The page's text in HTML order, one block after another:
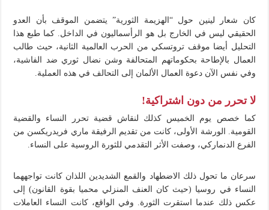
كان شعار لينين حول “الهزيمة الثورية” يتضمن الموقف بأن العدو
الحقيقي ليس في الخارج بل هو الرأسماليون في الداخل. كما طبع هذا
التحليل أيضا موقف تروتسكي من الحرب العالمية الثانية، حيث طالب
العمال بالإطاحة بحكوماتهم المتحالفة وشن نضال ثوري ضد الفاشية،
وفي نفس الآن دعوة العمال الألمان إلى التحالف في هذه العملية.
لا تحرر من دون اشتراكية!
كما خصص يوم الخميس كذلك لنقاش قضية تحرر النساء والقضية
القومية. الورشة الأولى، كانت من تقديم الرفيقة ماري فريدريكسن من
الفرع الدنماركي، وصفت الأثر التقدمي للثورة الروسية على النساء.
سرعان ما تحول ذلك الاضطهاد والقمع الشديدين اللذان كانت تواجههما
النساء في روسيا (حيث كان العنف المنزلي محميا بقوة القانون) إلى
عكس ذلك عندما استقرت الثورة. وفي الواقع، كانت النساء العاملات